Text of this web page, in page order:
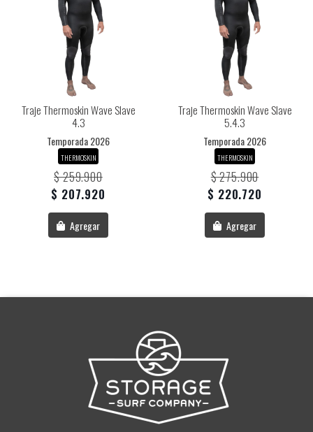
Traje Thermoskin Wave Slave
4.3
Temporada 2026
THERMOSKIN
$ 259.900
$ 207.920
Agregar
Traje Thermoskin Wave Slave
5.4.3
Temporada 2026
THERMOSKIN
$ 275.900
$ 220.720
Agregar